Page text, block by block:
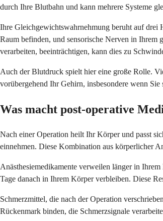
durch Ihre Blutbahn und kann mehrere Systeme
Ihre Gleichgewichtswahrnehmung beruht auf drei
Raum befinden, und sensorische Nerven in Ihrem
verarbeiten, beeinträchtigen, kann dies zu
Auch der Blutdruck spielt hier eine große Rolle.
vorübergehend Ihr Gehirn, insbesondere wenn
Was macht post-operative
Nach einer Operation heilt Ihr Körper und passt
einnehmen. Diese Kombination aus körperlicher
Anästhesiemedikamente verweilen länger in
Tage danach in Ihrem Körper verbleiben. Diese
Schmerzmittel, die nach der Operation
Rückenmark binden, die Schmerzsignale